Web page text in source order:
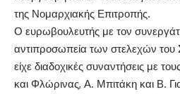
της Νομαρχιακής Επιτροπής.
Ο ευρωβουλευτής με τον
αντιπροσωπεία των στελεχών
είχε διαδοχικές συναντήσεις με
και Φλώρινας, Α. Μπιτάκη και Β.